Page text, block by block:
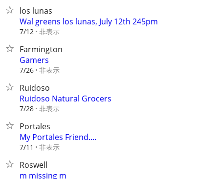
los lunas
Wal greens los lunas, July 12th 245pm
7/12 非表示
Farmington
Gamers
7/26 非表示
Ruidoso
Ruidoso Natural Grocers
7/28 非表示
Portales
My Portales Friend....
7/11 非表示
Roswell
m missing m